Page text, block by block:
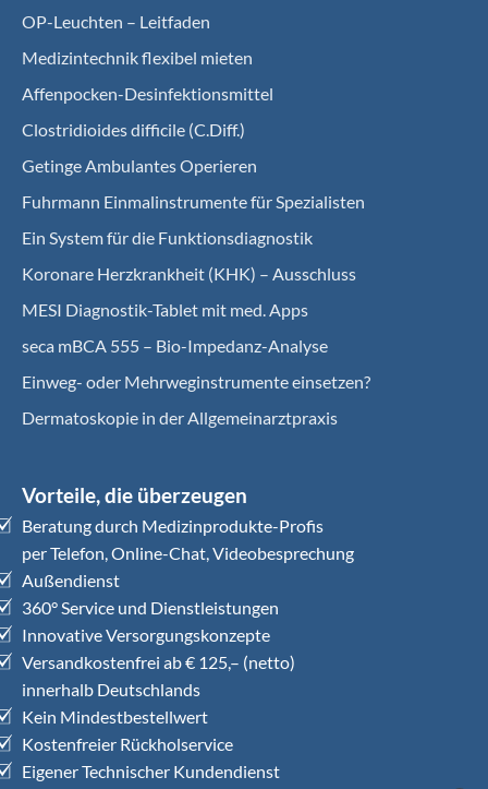
OP-Leuchten – Leitfaden
Medizintechnik flexibel mieten
Affenpocken-Desinfektionsmittel
Clostridioides difficile (C.Diff.)
Getinge Ambulantes Operieren
Fuhrmann Einmalinstrumente für Spezialisten
Ein System für die Funktionsdiagnostik
Koro­nare Herz­krank­heit (KHK) – Ausschluss
MESI Diagnostik-Tablet mit med. Apps
seca mBCA 555 – Bio-Impedanz-Analyse
Einweg- oder Mehrweginstrumente einsetzen?
Dermatoskopie in der Allgemeinarztpraxis
Vorteile, die überzeugen
Beratung durch Medizinprodukte-Profis
per Telefon, Online-Chat, Videobesprechung
Außendienst
360° Service und Dienstleistungen
Innovative Versorgungskonzepte
Versandkostenfrei ab € 125,– (netto)
innerhalb Deutschlands
Kein Mindestbestellwert
Kostenfreier Rückholservice
Eigener Technischer Kundendienst